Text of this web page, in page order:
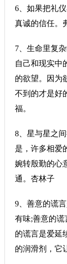
6、如果把礼
真诚的信任。
7、生命里复
自己和现实中
的欲望。因为
不到的才是好
福。
8、星与星之
是，许多相爱
婉转殷勤的心
通。杏林子
9、善意的谎
有味;善意的
的谎言是爱延
的润滑剂，它